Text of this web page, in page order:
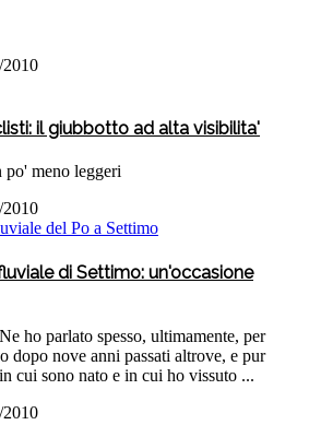
2010
il giubbotto ad alta visibilita'
meno leggeri
2010
di Settimo: un'occasione
ho parlato spesso, ultimamente, per
dopo nove anni passati altrove, e pur
cui sono nato e in cui ho vissuto ...